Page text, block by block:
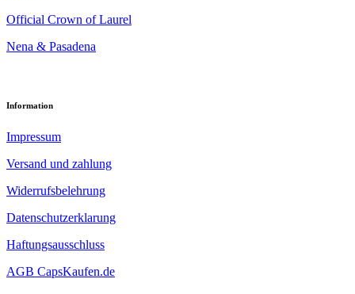
Official Crown of Laurel
Nena & Pasadena
Information
Impressum
Versand und zahlung
Widerrufsbelehrung
Datenschutzerklarung
Haftungsausschluss
AGB CapsKaufen.de